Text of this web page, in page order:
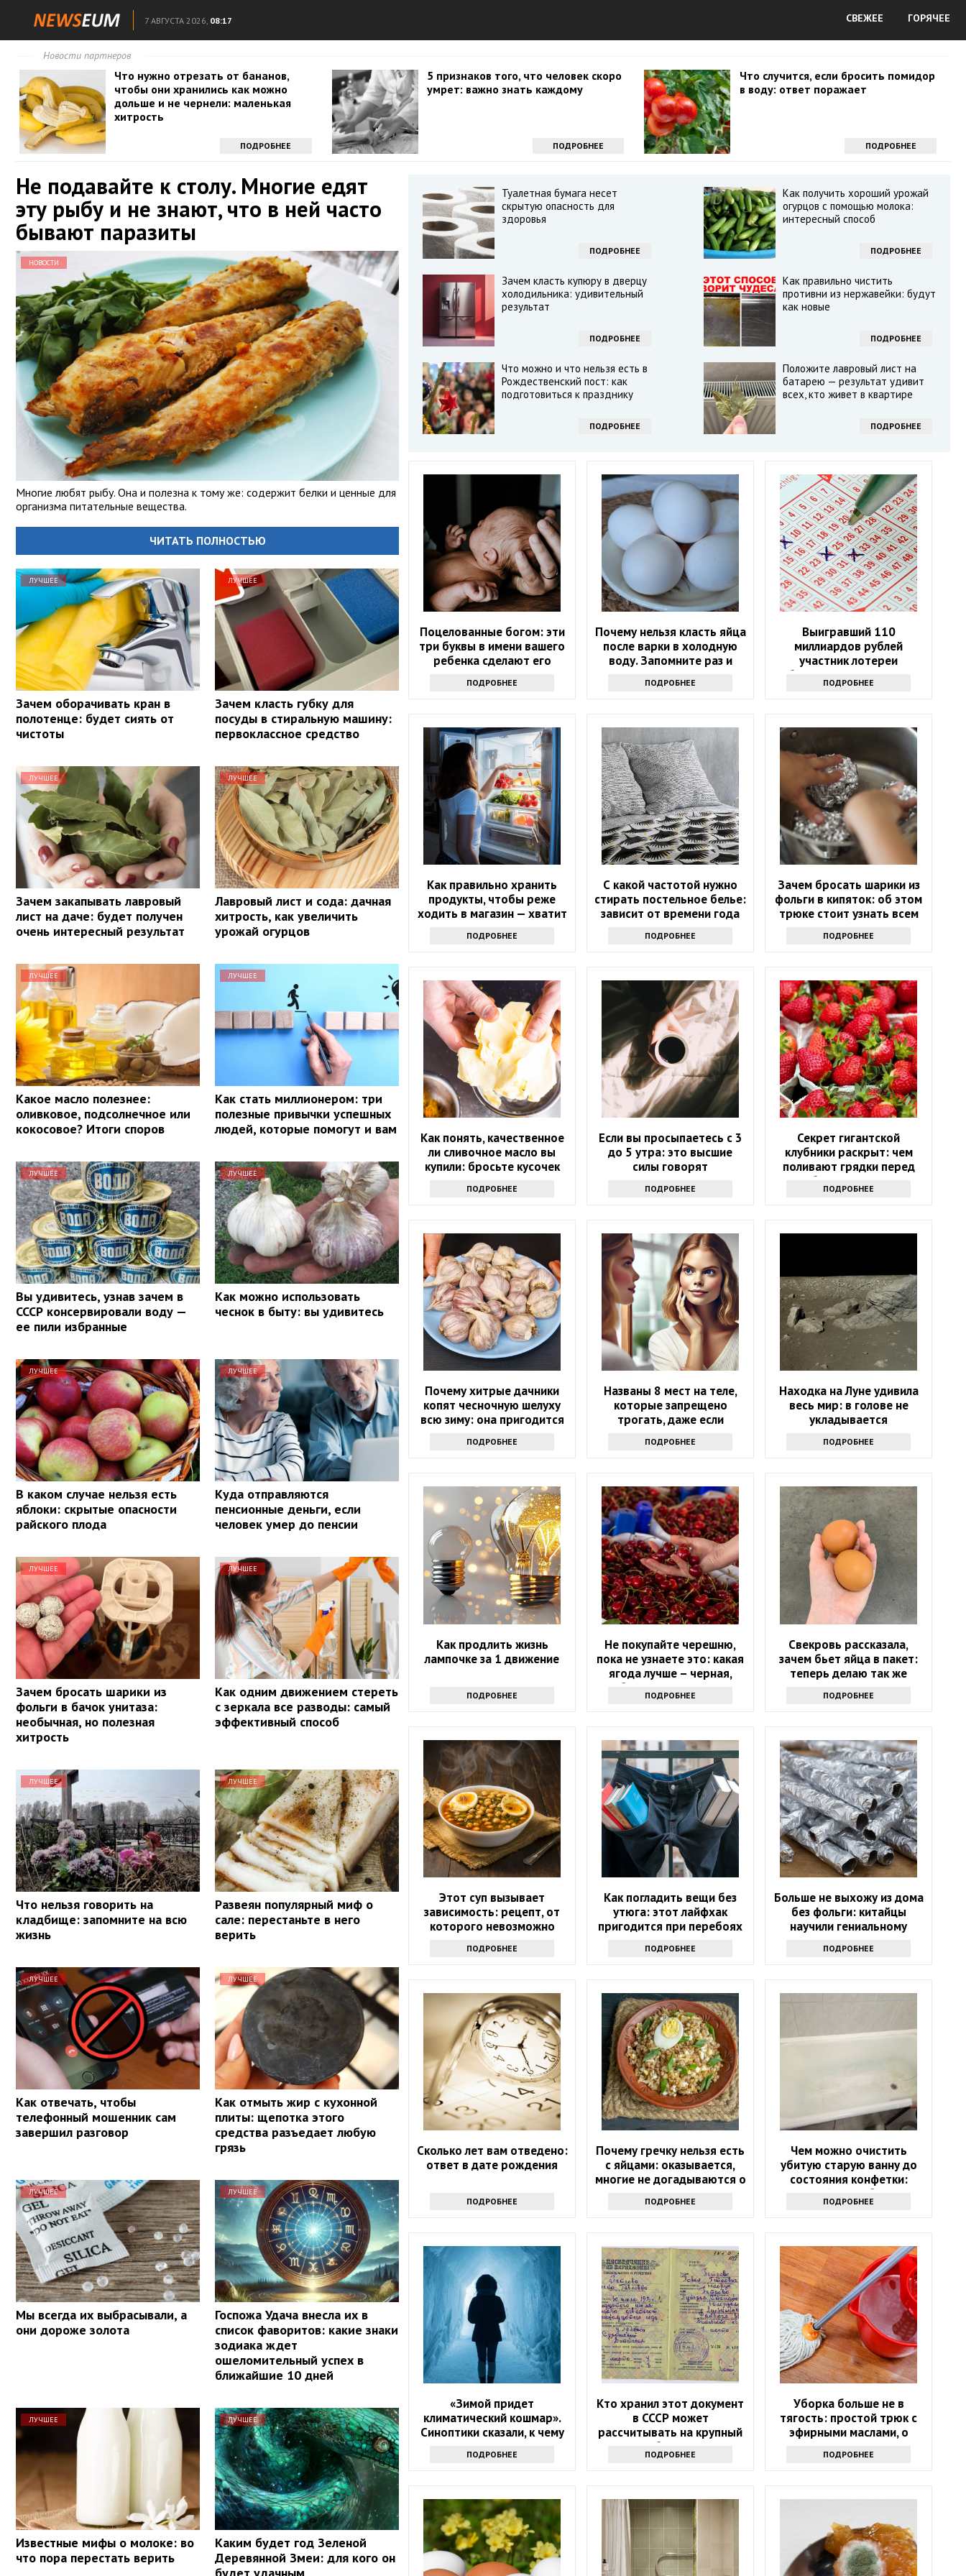
7 АВГУСТА 2026, 08:17 СВЕЖЕЕ ГОРЯЧЕЕ
Новости партнеров
Что нужно отрезать от бананов,
чтобы они хранились как можно
дольше и не чернели: маленькая
хитрость
ПОДРОБНЕЕ
5 признаков того, что человек скоро
умрет: важно знать каждому
ПОДРОБНЕЕ
Что случится, если бросить помидор
в воду: ответ поражает
ПОДРОБНЕЕ
Не подавайте к столу. Многие едят
эту рыбу и не знают, что в ней часто
бывают паразиты
НОВОСТИ
Многие любят рыбу. Она и полезна к тому же: содержит белки и ценные для
организма питательные вещества.
ЧИТАТЬ ПОЛНОСТЬЮ
ЛУЧШЕЕ
Зачем оборачивать кран в
полотенце: будет сиять от
чистоты
ЛУЧШЕЕ
Зачем класть губку для
посуды в стиральную машину:
первоклассное средство
ЛУЧШЕЕ
Зачем закапывать лавровый
лист на даче: будет получен
очень интересный результат
ЛУЧШЕЕ
Лавровый лист и сода: дачная
хитрость, как увеличить
урожай огурцов
ЛУЧШЕЕ
Какое масло полезнее:
оливковое, подсолнечное или
кокосовое? Итоги споров
ЛУЧШЕЕ
Как стать миллионером: три
полезные привычки успешных
людей, которые помогут и вам
ЛУЧШЕЕ
Вы удивитесь, узнав зачем в
СССР консервировали воду —
ее пили избранные
ЛУЧШЕЕ
Как можно использовать
чеснок в быту: вы удивитесь
ЛУЧШЕЕ
В каком случае нельзя есть
яблоки: скрытые опасности
райского плода
ЛУЧШЕЕ
Куда отправляются
пенсионные деньги, если
человек умер до пенсии
ЛУЧШЕЕ
Зачем бросать шарики из
фольги в бачок унитаза:
необычная, но полезная
хитрость
ЛУЧШЕЕ
Как одним движением стереть
с зеркала все разводы: самый
эффективный способ
ЛУЧШЕЕ
Что нельзя говорить на
кладбище: запомните на всю
жизнь
ЛУЧШЕЕ
Развеян популярный миф о
сале: перестаньте в него
верить
ЛУЧШЕЕ
Как отвечать, чтобы
телефонный мошенник сам
завершил разговор
ЛУЧШЕЕ
Как отмыть жир с кухонной
плиты: щепотка этого
средства разъедает любую
грязь
ЛУЧШЕЕ
Мы всегда их выбрасывали, а
они дороже золота
ЛУЧШЕЕ
Госпожа Удача внесла их в
список фаворитов: какие знаки
зодиака ждет
ошеломительный успех в
ближайшие 10 дней
ЛУЧШЕЕ
Известные мифы о молоке: во
что пора перестать верить
ЛУЧШЕЕ
Каким будет год Зеленой
Деревянной Змеи: для кого он
будет удачным
Туалетная бумага несет
скрытую опасность для
здоровья
ПОДРОБНЕЕ
Как получить хороший урожай
огурцов с помощью молока:
интересный способ
ПОДРОБНЕЕ
Зачем класть купюру в дверцу
холодильника: удивительный
результат
ПОДРОБНЕЕ
Как правильно чистить
противни из нержавейки: будут
как новые
ПОДРОБНЕЕ
Что можно и что нельзя есть в
Рождественский пост: как
подготовиться к празднику
ПОДРОБНЕЕ
Положите лавровый лист на
батарею — результат удивит
всех, кто живет в квартире
ПОДРОБНЕЕ
Поцелованные богом: эти
три буквы в имени вашего
ребенка сделают его
ПОДРОБНЕЕ
Почему нельзя класть яйца
после варки в холодную
воду. Запомните раз и
ПОДРОБНЕЕ
Выигравший 110
миллиардов рублей
участник лотереи
объявился через девять
месяцев
ПОДРОБНЕЕ
Как правильно хранить
продукты, чтобы реже
ходить в магазин — хватит
ПОДРОБНЕЕ
С какой частотой нужно
стирать постельное белье:
зависит от времени года
ПОДРОБНЕЕ
Зачем бросать шарики из
фольги в кипяток: об этом
трюке стоит узнать всем
хозяйкам
ПОДРОБНЕЕ
Как понять, качественное
ли сливочное масло вы
купили: бросьте кусочек
ПОДРОБНЕЕ
Если вы просыпаетесь с 3
до 5 утра: это высшие
силы говорят
ПОДРОБНЕЕ
Секрет гигантской
клубники раскрыт: чем
поливают грядки перед
сбором урожая
ПОДРОБНЕЕ
Почему хитрые дачники
копят чесночную шелуху
всю зиму: она пригодится
весной
ПОДРОБНЕЕ
Названы 8 мест на теле,
которые запрещено
трогать, даже если
ПОДРОБНЕЕ
Находка на Луне удивила
весь мир: в голове не
укладывается
ПОДРОБНЕЕ
Как продлить жизнь
лампочке за 1 движение
ПОДРОБНЕЕ
Не покупайте черешню,
пока не узнаете это: какая
ягода лучше – черная,
белая или розовая
ПОДРОБНЕЕ
Свекровь рассказала,
зачем бьет яйца в пакет:
теперь делаю так же
ПОДРОБНЕЕ
Этот суп вызывает
зависимость: рецепт, от
которого невозможно
ПОДРОБНЕЕ
Как погладить вещи без
утюга: этот лайфхак
пригодится при перебоях
ПОДРОБНЕЕ
Больше не выхожу из дома
без фольги: китайцы
научили гениальному
ПОДРОБНЕЕ
Сколько лет вам отведено:
ответ в дате рождения
ПОДРОБНЕЕ
Почему гречку нельзя есть
с яйцами: оказывается,
многие не догадываются о
ПОДРОБНЕЕ
Чем можно очистить
убитую старую ванну до
состояния конфетки:
дешевый способ спасти
санузел
ПОДРОБНЕЕ
«Зимой придет
климатический кошмар».
Синоптики сказали, к чему
ПОДРОБНЕЕ
Кто хранил этот документ
в СССР может
рассчитывать на крупный
бонус
ПОДРОБНЕЕ
Уборка больше не в
тягость: простой трюк с
эфирными маслами, о
ПОДРОБНЕЕ